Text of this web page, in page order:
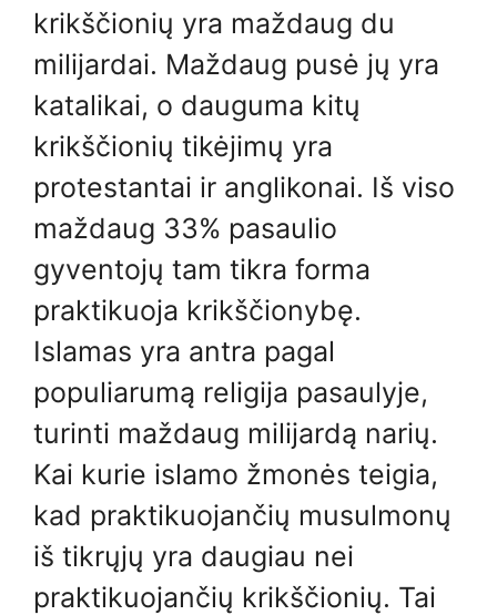
krikščionių yra maždaug du
milijardai. Maždaug pusė jų yra
katalikai, o dauguma kitų
krikščionių tikėjimų yra
protestantai ir anglikonai. Iš viso
maždaug 33% pasaulio
gyventojų tam tikra forma
praktikuoja krikščionybę.
Islamas yra antra pagal
populiarumą religija pasaulyje,
turinti maždaug milijardą narių.
Kai kurie islamo žmonės teigia,
kad praktikuojančių musulmonų
iš tikrųjų yra daugiau nei
praktikuojančių krikščionių. Tai